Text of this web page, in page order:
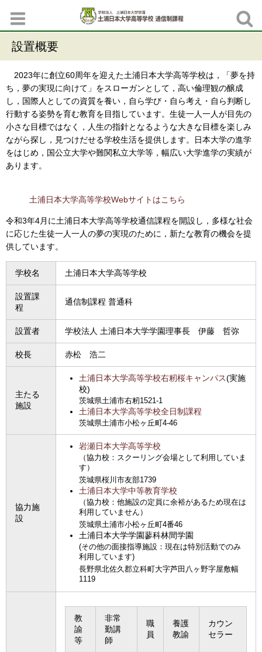
設置概要
2023年に創立60周年を迎えた土浦日本大学高等学校は，「夢を持
ち，夢の実現に向けて」をスローガンとして，高い倫理観の醸成
し，国際人としての資質を養い，自ら学び・自ら考え・自ら判断し
行動する姿勢を育む教育を目指しています。生徒一人一人が目先の
小さな目標ではなく，人生の指針となるような大きな目標を楽しみ
ながら探し，見つけだせる学校生活を提供します。日本大学の進学
をはじめ，国公立大学や難関私立大学等，幅広い大学進学の実績が
あります。
土浦日本大学高等学校Webサイトはこちら
令和3年4月に土浦日本大学高等学校通信課程を開設し，多様な社会
に応じた生徒一人一人の夢の実現のために，新たな教育の機会を提
供しています。
学校名 土浦日本大学高等学校
設置課
程
通信制課程 普通科
設置者 学校法人 土浦日本大学学園理事長 伊藤 哲弥
校長 赤松 浩二
主たる
施設
土浦日本大学高等学校右籾桜キャンパス(実施
校)
茨城県土浦市右籾1521-1
土浦日本大学高等学校全日制課程
茨城県土浦市小松ヶ丘町4-46
協力施
設
岩瀬日本大学高等学校
（協力校：スクーリング会場として利用していま
す）
茨城県桜川市友部1739
土浦日本大学中等教育学校
（協力校：他施設の定員に余裕があるため現在は
利用していません）
茨城県土浦市小松ヶ丘町4番46
土浦日本大学学園蓼科林間学園
(その他の面接指導施設：現在は特別活動でのみ
利用しています)
長野県北佐久郡立科町大字芦田八ヶ野字屋敷幅
1119
教
諭
等
非常
勤講
師
職
員
養護
教諭
カウン
セラー